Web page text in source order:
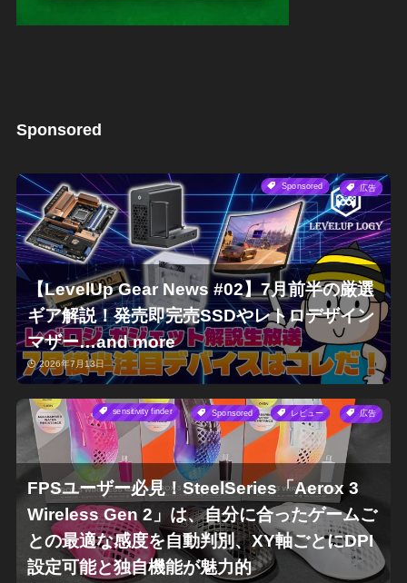
Sponsored
Sponsored 広告
【LevelUp Gear News #02】7月前半の厳選
ギア解説！発売即完売SSDやレトロデザイン
マザー…and more
2026年7月13日
sensitivity finder Sponsored レビュー 広告
FPSユーザー必見！SteelSeries「Aerox 3
Wireless Gen 2」は、自分に合ったゲームご
との最適な感度を自動判別、XY軸ごとにDPI
設定可能と独自機能が魅力的